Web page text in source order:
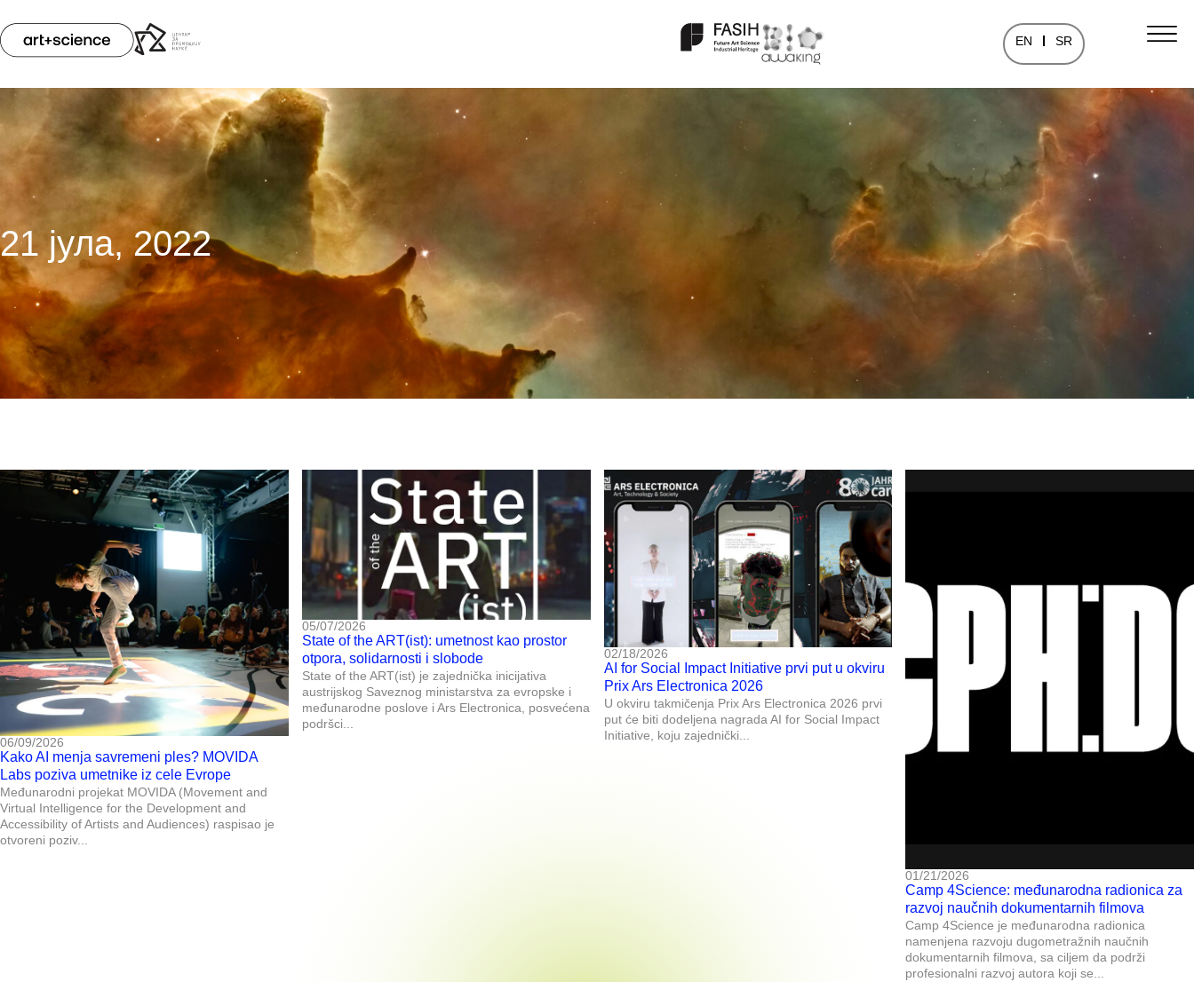
EN SR
21 јула, 2022
06/09/2026
Kako AI menja savremeni ples? MOVIDA
Labs poziva umetnike iz cele Evrope
Međunarodni projekat MOVIDA (Movement and
Virtual Intelligence for the Development and
Accessibility of Artists and Audiences) raspisao je
otvoreni poziv...
05/07/2026
State of the ART(ist): umetnost kao prostor
otpora, solidarnosti i slobode
State of the ART(ist) je zajednička inicijativa
austrijskog Saveznog ministarstva za evropske i
međunarodne poslove i Ars Electronica, posvećena
podršci...
02/18/2026
AI for Social Impact Initiative prvi put u okviru
Prix Ars Electronica 2026
U okviru takmičenja Prix Ars Electronica 2026 prvi
put će biti dodeljena nagrada AI for Social Impact
Initiative, koju zajednički...
01/21/2026
Camp 4Science: međunarodna radionica za
razvoj naučnih dokumentarnih filmova
Camp 4Science je međunarodna radionica
namenjena razvoju dugometražnih naučnih
dokumentarnih filmova, sa ciljem da podrži
profesionalni razvoj autora koji se...